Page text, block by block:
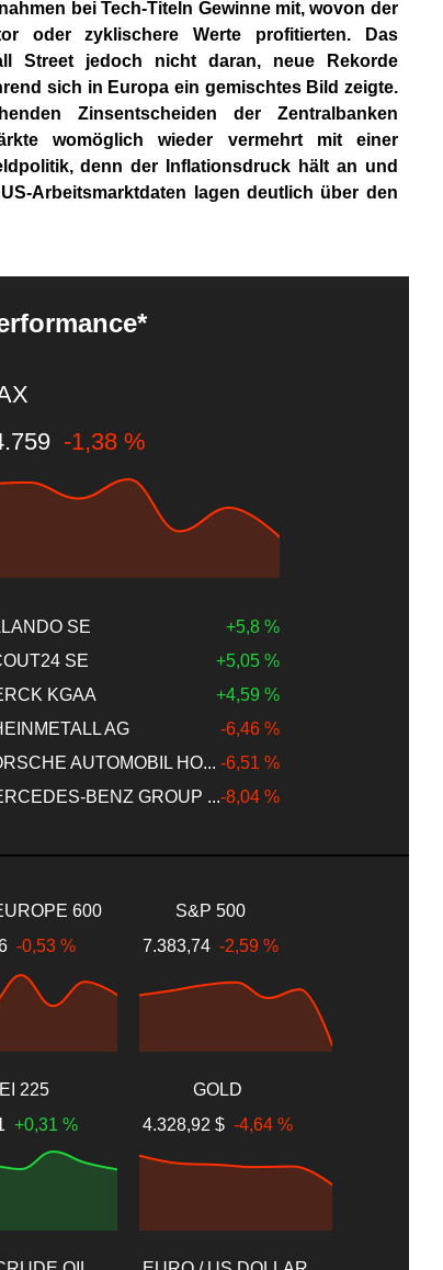
bei Tech-Titeln Gewinne mit, wovon der
oder zyklischere Werte profitierten. Das
Street jedoch nicht daran, neue Rekorde
sich in Europa ein gemischtes Bild zeigte.
Zinsentscheiden der Zentralbanken
womöglich wieder vermehrt mit einer
denn der Inflationsdruck hält an und
Arbeitsmarktdaten lagen deutlich über den
-1,38 %
SE
+5,8 %
SE
+5,05 %
KGAA
+4,59 %
AG
-6,46 %
AUTOMOBIL HO... -6,51 %
BENZ GROUP ...-8,04 %
600
-0,53 %
S&P 500
7.383,74 -2,59 %
225
+0,31 %
GOLD
4.328,92 $ -4,64 %